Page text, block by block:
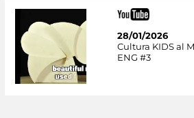
28/01/2026
Cultura KIDS al
ENG #3